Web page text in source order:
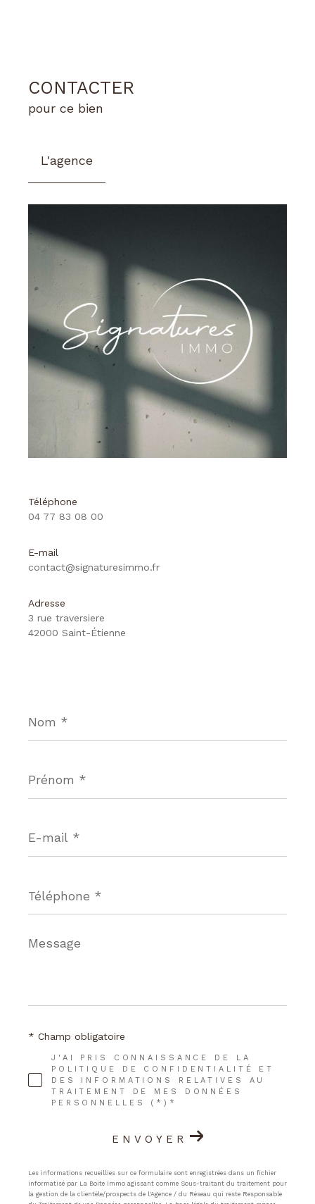
CONTACTER
pour ce bien
L'agence
Téléphone
04 77 83 08 00
E-mail
contact@signaturesimmo.fr
Adresse
3 rue traversiere
42000 Saint-Étienne
*
*
mail
*
*
Message
*
J'AI PRIS CONNAISSANCE DE LA
POLITIQUE DE CONFIDENTIALITÉ ET
DES INFORMATIONS RELATIVES AU
TRAITEMENT DE MES DONNÉES
PERSONNELLES (*)*
* Champ obligatoire
ENVOYER
Les informations recueillies sur ce formulaire sont enregistrées dans un fichier
informatisé par La Boite Immo agissant comme Sous-traitant du traitement pour
la gestion de la clientèle/prospects de l'Agence / du Réseau qui reste Responsable